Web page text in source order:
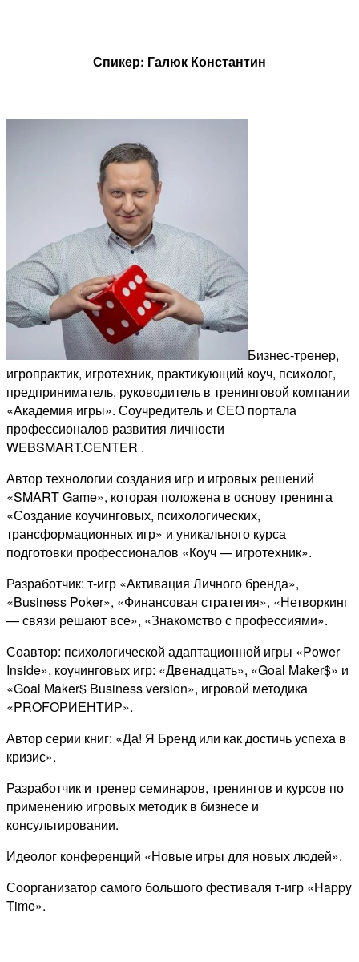
Спикер: Галюк Константин
Бизнес-тренер,
игропрактик, игротехник, практикующий коуч, психолог,
предприниматель, руководитель в тренинговой компании
«Академия игры». Соучредитель и СЕО портала
профессионалов развития личности
WEBSMART.CENTER .
Автор технологии создания игр и игровых решений
«SMART Game», которая положена в основу тренинга
«Создание коучинговых, психологических,
трансформационных игр» и уникального курса
подготовки профессионалов «Коуч — игротехник».
Разработчик: т-игр «Активация Личного бренда»,
«Business Poker», «Финансовая стратегия», «Нетворкинг
— связи решают все», «Знакомство с профессиями».
Соавтор: психологической адаптационной игры «Power
Inside», коучинговых игр: «Двенадцать», «Goal Maker$» и
«Goal Maker$ Business version», игровой методика
«PROFОРИЕНТИР».
Автор серии книг: «Да! Я Бренд или как достичь успеха в
кризис».
Разработчик и тренер семинаров, тренингов и курсов по
применению игровых методик в бизнесе и
консультировании.
Идеолог конференций «Новые игры для новых людей».
Соорганизатор самого большого фестиваля т-игр «Happy
Time».